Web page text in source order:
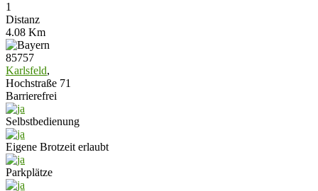
1
Distanz
4.08 Km
85757
Karlsfeld,
Hochstraße 71
Barrierefrei
Selbstbedienung
Eigene Brotzeit erlaubt
Parkplätze